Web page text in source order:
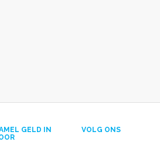
GELD IN
VOLG ONS